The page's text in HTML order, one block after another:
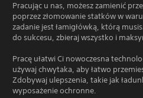
Pracując u nas, możesz zamienić
poprzez złomowanie statków w
zadanie jest łamigłówką, którą
do sukcesu, zbieraj wszystko i
Pracę ułatwi Ci nowoczesna
używaj chwytaka, aby łatwo
Zdobywaj ulepszenia, takie jak
wyposażenie ochronne.